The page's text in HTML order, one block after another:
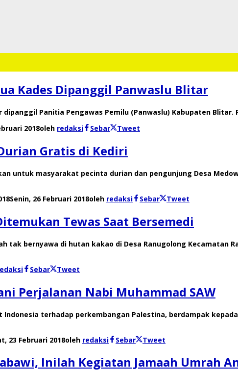
Kades Dipanggil Panwaslu Blitar
Panitia Pengawas Pemilu (Panwaslu) Kabupaten
2018oleh redaksi Sebar Tweet
Gratis di Kediri
untuk masyarakat pecinta durian dan pengunjung Desa
Senin, 26 Februari 2018oleh redaksi Sebar Tweet
Tewas Saat Bersemedi
tak bernyawa di hutan kakao di Desa Ranugolong Kecamatan
Sebar Tweet
Perjalanan Nabi Muhammad SAW
terhadap perkembangan Palestina, berdampak
23 Februari 2018oleh redaksi Sebar Tweet
Inilah Kegiatan Jamaah Umrah